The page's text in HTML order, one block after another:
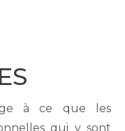
à ce que les
qui y sont